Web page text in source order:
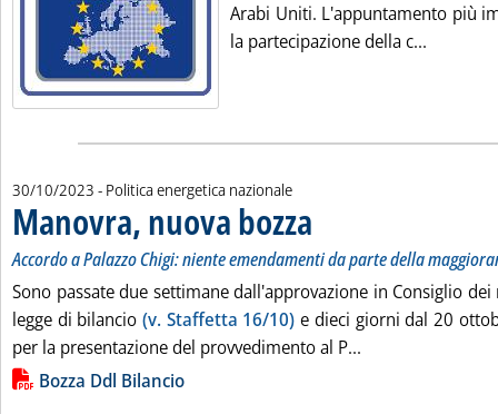
Arabi Uniti. L'appuntamento più
la partecipazione della c...
30/10/2023 - Politica energetica nazionale
Manovra, nuova bozza
Accordo a Palazzo Chigi: niente emendamenti da parte della
Sono passate due settimane dall'approvazione in Consiglio
legge di bilancio(v. Staffetta 16/10) e dieci giorni dal 20
per la presentazione del provvedimento al P...
Lista allegati PDF alla notizia
Bozza Ddl Bilancio